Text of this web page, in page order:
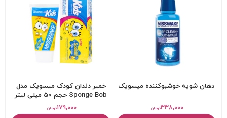
دهان شویه خوشبوکننده میسویک
تومان۳۳۸,۰۰۰
خمیر دندان کودک میسویک مدل
Sponge Bob حجم 50 میلی لیتر
تومان۱۷۹,۰۰۰